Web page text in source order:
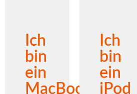
Ich
bin
ein
MacBook
Ich
bin
ein
iPod